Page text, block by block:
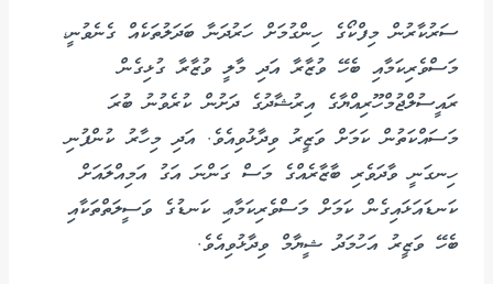
ސަރުކާރުން މިފްކޯގެ ހިންގުމަށް ހަރުދަނާ ބަދަލުތަކެއް ގެނެވުނީ،
މަސްވެރިކަމާއި ބެހޭ ވުޒާރާ އަދި މާލީ ވުޒާރާ ގުޅިގެން
ރައީސުލްޖުމްހޫރިއްޔާގެ އިރުޝާދުގެ ދަށުން ކުރެވުނު ބުރަ
މަސައްކަތުން ކަމަށް ވަޒީރު ވިދާޅުވިއެވެ. އަދި މިހާރު ކުންފުނި
ހިނގަނީ ވާދަވެރި ބާޒާރެއްގެ މަސް ގަންނަ އަގު އަމިއްލައަށް
ކަނޑައަޅައިގެން ކަމަށް މަސްވެރިކަމާޢި ކަނޑުގެ ވަސީލަތްތަކާއި
ބެހޭ ވަޒީރު އަހުމަދު ޝީޔާމް ވިދާޅުވިއެވެ.